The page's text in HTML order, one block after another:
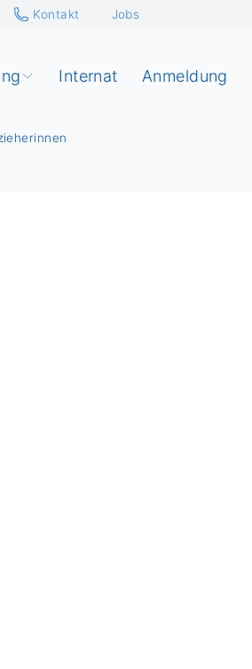
Kontakt Jobs
Internat Anmeldung